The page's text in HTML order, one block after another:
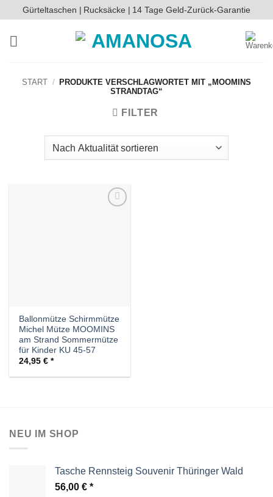
Inhalt
springen
Gürteltaschen | Rucksäcke | 14 Tage Geld-Zurück-Garantie
START /
PRODUKTE VERSCHLAGWORTET MIT „MOOMINS
STRANDTAG“
FILTER
Ballonmütze Schirmmütze
Michel Mütze MOOMINS
am Strand Sommermütze
für Kinder KU 45-57
24,95€
NEU IM SHOP
Tasche Rennsteig Souvenir Thüringer Wald
56,00 €